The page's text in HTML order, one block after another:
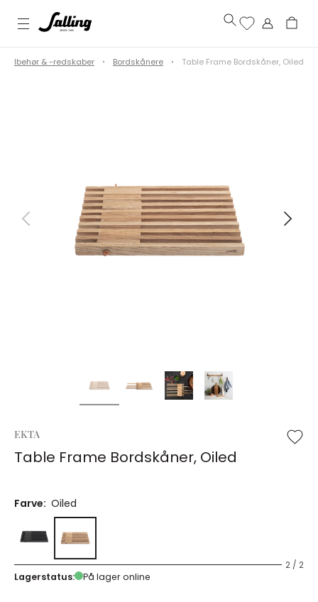
& -redskaber Bordskånere Table Frame Bordskåner, Oiled
EKTA
Table Frame Bordskåner, Oiled
Farve: Oiled
2 / 2
Lagerstatus:
På lager online